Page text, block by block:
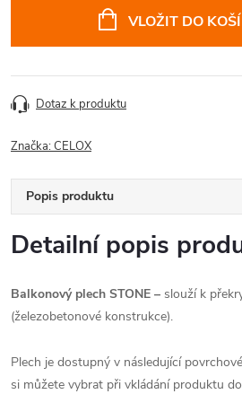
VLOŽIT DO
Dotaz k produktu
Značka:CELOX
Popis produktu
Detailní popis
Balkonový plech STONE – slouží k
(železobetonové konstrukce).
Plech je dostupný v následující
si můžete vybrat při vkládání produktu